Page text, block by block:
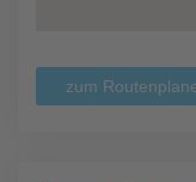
zum